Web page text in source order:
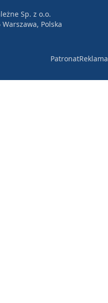
Sp. z o.o.
Polska
PatronatReklama